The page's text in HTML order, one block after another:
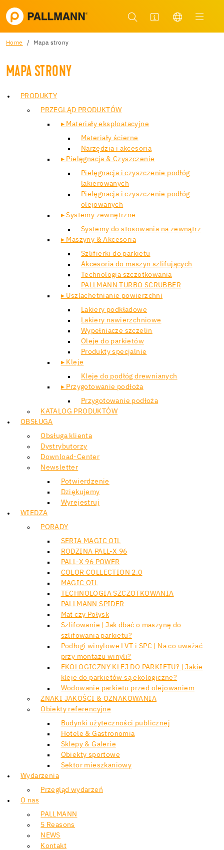
Home Mapa strony
MAPA STRONY
PRODUKTY
PRZEGLĄD PRODUKTÓW
▸ Materiały eksploatacyjne
Materiały ścierne
Narzędzia i akcesoria
▸ Pielęgnacja & Czyszczenie
Pielęgnacja i czyszczenie podłóg
lakierowanych
Pielęgnacja i czyszczenie podłóg
olejowanych
▸ Systemy zewnętrzne
Systemy do stosowania na zewnątrz
▸ Maszyny & Akcesoria
Szlifierki do parkietu
Akcesoria do maszyn szlifujących
Technologia szczotkowania
PALLMANN TURBO SCRUBBER
▸ Uszlachetnianie powierzchni
Lakiery podkładowe
Lakiery nawierzchniowe
Wypełniacze szczelin
Oleje do parkietów
Produkty specjalnie
▸ Kleje
Kleje do podłóg drewnianych
▸ Przygotowanie podłoża
Przygotowanie podłoża
KATALOG PRODUKTÓW
OBSŁUGA
Obsługa klienta
Dystrybutorzy
Download-Center
Newsletter
Potwierdzenie
Dziękujemy
Wyrejestruj
WIEDZA
PORADY
SERIA MAGIC OIL
RODZINA PALL-X 96
PALL-X 96 POWER
COLOR COLLECTION 2.0
MAGIC OIL
TECHNOLOGIA SZCZOTKOWANIA
PALLMANN SPIDER
Mat czy Połysk
Szlifowanie | Jak dbać o maszynę do
szlifowania parkietu?
Podłogi winylowe LVT i SPC | Na co uważać
przy montażu winyli?
EKOLOGICZNY KLEJ DO PARKIETU? | Jakie
kleje do parkietów są ekologiczne?
Wodowanie parkietu przed olejowaniem
ZNAKI JAKOŚCI & OZNAKOWANIA
Obiekty referencyjne
Budynki użyteczności publicznej
Hotele & Gastronomia
Sklepy & Galerie
Obiekty sportowe
Sektor mieszkaniowy
Wydarzenia
Przegląd wydarzeń
O nas
PALLMANN
5 Reasons
NEWS
Kontakt